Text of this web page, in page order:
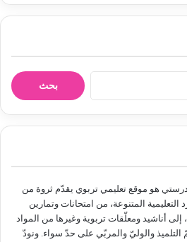
ن
هو موقع تعليمي تربوي يقدّم ثروة من
التعليمية المتنوعة، من امتحانات وتمارين
إلى أناشيد ومعلّقات تربوية وغيرها من المواد
التلميذ والوليّ والمربّي على حدّ سواء. ونودّ